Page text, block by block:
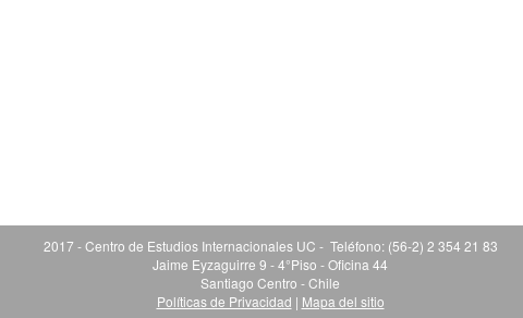
2017 - Centro de Estudios Internacionales UC - Teléfono: (56-2) 2 354 21 83
Jaime Eyzaguirre 9 - 4°Piso - Oficina 44
Santiago Centro - Chile
Políticas de Privacidad | Mapa del sitio